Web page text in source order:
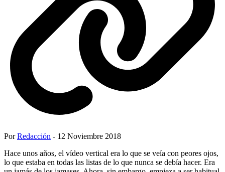
PorRedacción - 12 Noviembre 2018
Hace unos años, el vídeo vertical era lo que se veía con peores ojos,
lo que estaba en todas las listas de lo que nunca se debía hacer. Era